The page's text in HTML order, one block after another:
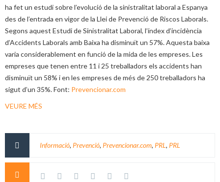
ha fet un estudi sobre l’evolució de la sinistralitat laboral a Espanya
des de l’entrada en vigor de la Llei de Prevenció de Riscos Laborals.
Segons aquest Estudi de Sinistralitat Laboral, l’índex d’incidència
d’Accidents Laborals amb Baixa ha disminuït un 57%. Aquesta baixa
varia considerablement en funció de la mida de les empreses. Les
empreses que tenen entre 11 i 25 treballadors els accidents han
disminuït un 58% i en les empreses de més de 250 treballadors ha
sigut d’un 35%. Font: Prevencionar.com
VEURE MÉS
Informació, Prevenció, Prevencionar.com, PRL, PRL